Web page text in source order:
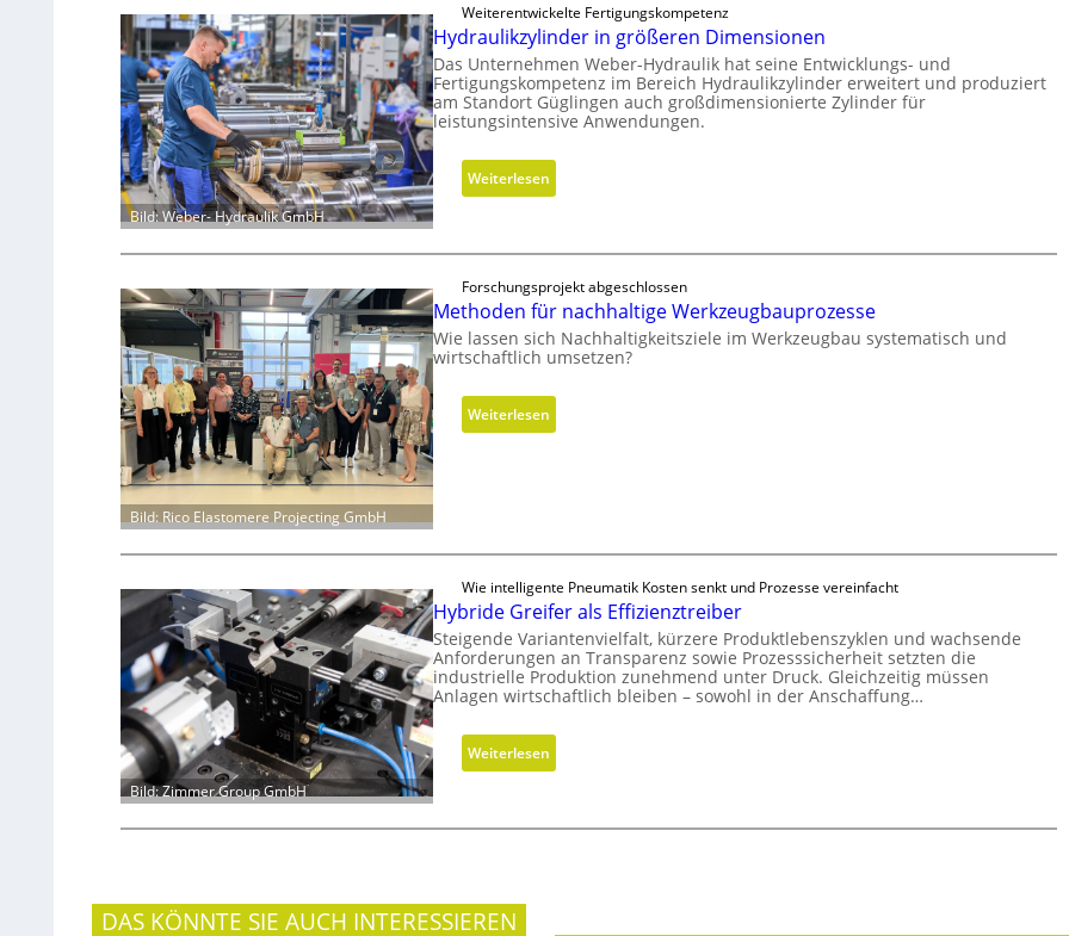
n
a
u
f
m
s
s
F
r
e
i
h
a
d
e
n
r
M
V
O
-
h
e
Bild: Weber- Hydraulik GmbH
Weiterentwickelte Fertigungskompetenz
Hydraulikzylinder in größeren Dimensionen
Das Unternehmen Weber-Hydraulik hat seine Entwicklungs- und
Fertigungskompetenz im Bereich Hydraulikzylinder erweitert und produziert
am Standort Güglingen auch großdimensionierte Zylinder für
leistungsintensive Anwendungen.
Weiterlesen:
H
d
u
l
k
z
d
r
n
g
r
ß
e
e
Bild: Rico Elastomere Projecting GmbH
Forschungsprojekt abgeschlossen
Methoden für nachhaltige Werkzeugbauprozesse
Wie lassen sich Nachhaltigkeitsziele im Werkzeugbau systematisch und
wirtschaftlich umsetzen?
Weiterlesen:
M
e
n
f
ü
r
a
c
Bild: Zimmer Group GmbH
Wie intelligente Pneumatik Kosten senkt und Prozesse vereinfacht
Hybride Greifer als Effizienztreiber
Steigende Variantenvielfalt, kürzere Produktlebenszyklen und wachsende
Anforderungen an Transparenz sowie Prozesssicherheit setzten die
industrielle Produktion zunehmend unter Druck. Gleichzeitig müssen
Anlagen wirtschaftlich bleiben – sowohl in der Anschaffung…
Weiterlesen:
H
b
DAS KÖNNTE SIE AUCH INTERESSIEREN